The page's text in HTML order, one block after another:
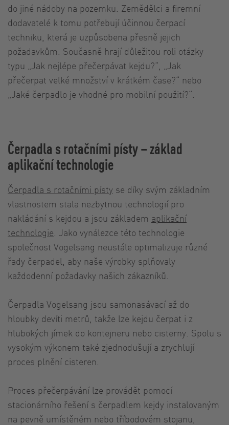
do jiné nádoby na pozemku. Zemědělci a firemní
dodavatelé k tomu potřebují účinnou čerpací
techniku, která je uzpůsobena přesně jejich
požadavkům. Současně hrají důležitou roli otázky
typu „Jak nejlépe přečerpávat kejdu?“, „Jak
přečerpat velké množství v krátkém čase?“ nebo
„Jaké čerpadlo je vhodné pro mobilní použití?“.
Čerpadla s rotačními písty – základ
aplikační technologie
Čerpadla s rotačními písty se díky svým základním
vlastnostem stala nezbytnou technologií pro
nakládání s kejdou a jsou základem aplikační
technologie . Jako vynálezce této technologie
společnost Vogelsang neustále optimalizuje různé
řady čerpadel, aby naše výrobky splňovaly
každodenní požadavky našich zákazníků.
Čerpadla Vogelsang jsou samonasávací až do
hloubky devíti metrů, takže lze kejdu čerpat i z
hlubokých jímek do kontejneru nebo cisterny. Spolu s
vysokým výkonem také zjednodušují a zrychlují
proces plnění cisteren.
Proces přečerpávání lze provádět pomocí
stacionárního řešení s čerpadlem kejdy instalovaným
na pevně umístěném nebo tříbodovém stojanu,